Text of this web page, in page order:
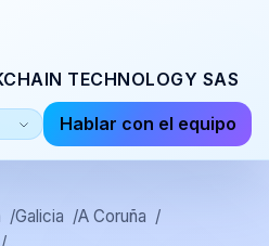
TECHNOLOGY SAS
Hablar con el equipo
Galicia
A Coruña